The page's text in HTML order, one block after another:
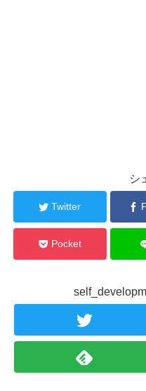
シ
Twitter
Pocket